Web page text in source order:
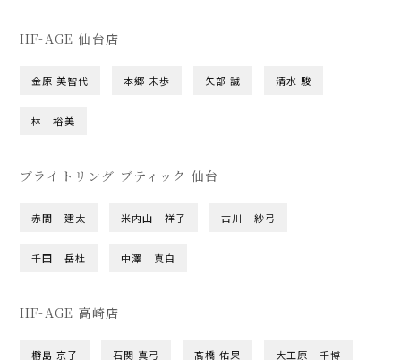
HF-AGE 仙台店
金原 美智代 本郷 未歩 矢部 誠 清水 駿
林 裕美
ブライトリング ブティック 仙台
赤間 建太 米内山 祥子 古川 紗弓
千田 岳杜 中澤 真白
HF-AGE 高崎店
橳島 京子 石関 真弓 髙橋 佑果 大工原 千博